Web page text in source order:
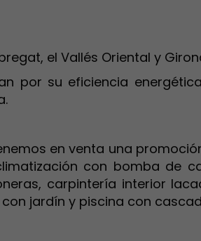
el Vallés Oriental y
por su eficiencia
en venta una
con bomba de
carpintería interior
jardín y piscina con